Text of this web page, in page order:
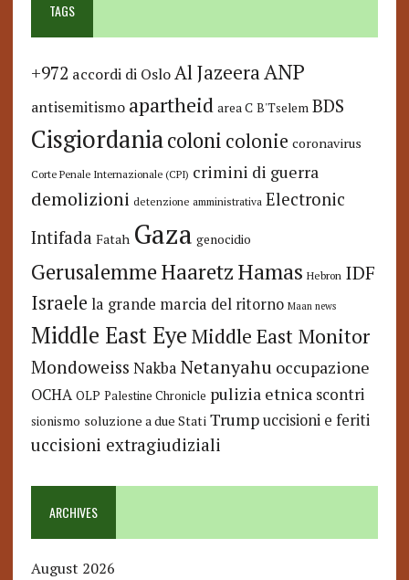
TAGS
+972 accordi di Oslo Al JazeeraANP
antisemitismo apartheid area C B'Tselem BDS
Cisgiordaniacoloni colonie coronavirus
Corte Penale Internazionale (CPI) crimini di guerra
demolizioni detenzione amministrativa Electronic
Intifada Fatah Gaza genocidio
GerusalemmeHaaretzHamas Hebron IDF
Israele la grande marcia del ritorno Maan news
Middle East Eye Middle East Monitor
Mondoweiss Nakba Netanyahu occupazione
OCHA OLP Palestine Chronicle pulizia etnica scontri
sionismo soluzione a due Stati Trump uccisioni e feriti
uccisioni extragiudiziali
ARCHIVES
August 2026